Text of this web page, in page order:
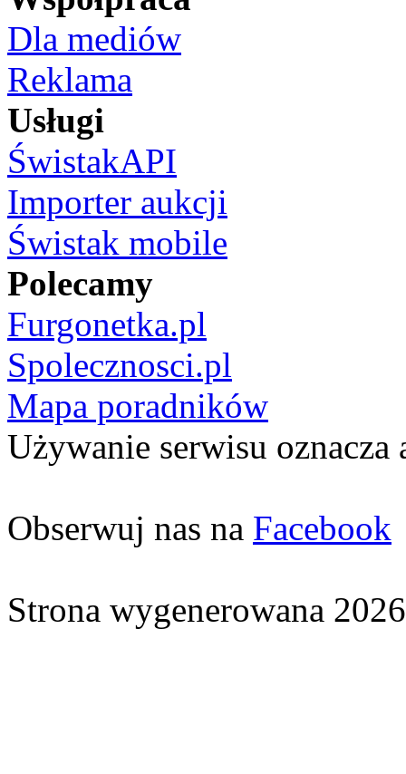
Dla mediów
Reklama
Usługi
ŚwistakAPI
Importer aukcji
Świstak mobile
Polecamy
Furgonetka.pl
Spolecznosci.pl
Mapa poradników
Używanie serwisu oznacza
Obserwuj nas na Facebook
Strona wygenerowana